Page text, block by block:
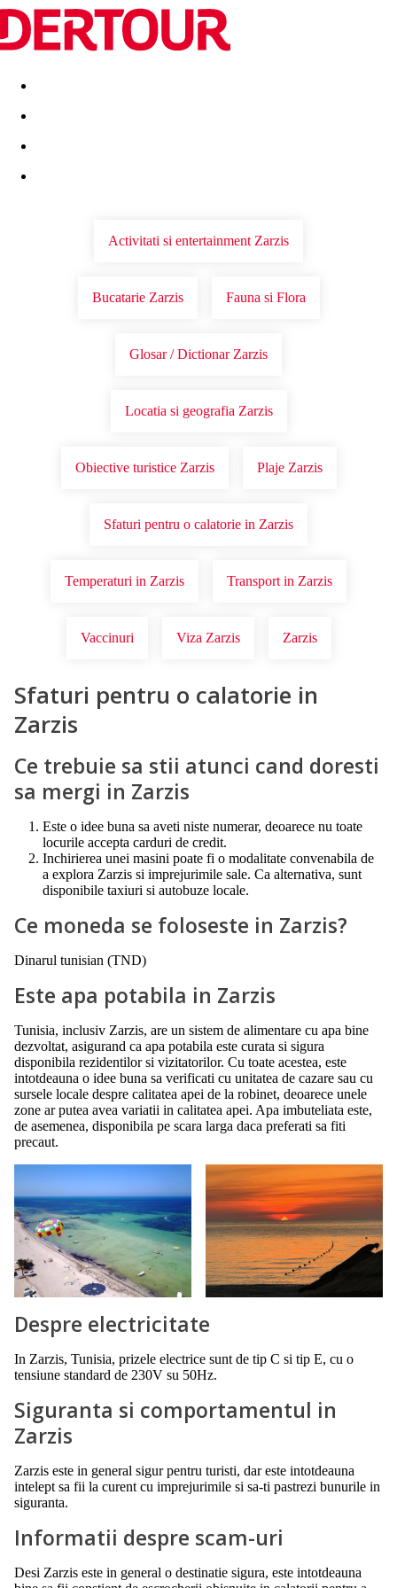
Destinatii Vacanta perfecta OFERTE DE NERATAT
Activitati si entertainment Zarzis
Bucatarie Zarzis Fauna si Flora
Glosar / Dictionar Zarzis
Locatia si geografia Zarzis
Obiective turistice Zarzis Plaje Zarzis
Sfaturi pentru o calatorie in Zarzis
Temperaturi in Zarzis Transport in Zarzis
Vaccinuri Viza Zarzis Zarzis
Sfaturi pentru o calatorie in
Zarzis
Ce trebuie sa stii atunci cand doresti
sa mergi in Zarzis
Este o idee buna sa aveti niste numerar, deoarece nu toate
locurile accepta carduri de credit.
Inchirierea unei masini poate fi o modalitate convenabila de
a explora Zarzis si imprejurimile sale. Ca alternativa, sunt
disponibile taxiuri si autobuze locale.
Ce moneda se foloseste in Zarzis?
Dinarul tunisian (TND)
Este apa potabila in Zarzis
Tunisia, inclusiv Zarzis, are un sistem de alimentare cu apa bine
dezvoltat, asigurand ca apa potabila este curata si sigura
disponibila rezidentilor si vizitatorilor. Cu toate acestea, este
intotdeauna o idee buna sa verificati cu unitatea de cazare sau cu
sursele locale despre calitatea apei de la robinet, deoarece unele
zone ar putea avea variatii in calitatea apei. Apa imbuteliata este,
de asemenea, disponibila pe scara larga daca preferati sa fiti
precaut.
Despre electricitate
In Zarzis, Tunisia, prizele electrice sunt de tip C si tip E, cu o
tensiune standard de 230V su 50Hz.
Siguranta si comportamentul in
Zarzis
Zarzis este in general sigur pentru turisti, dar este intotdeauna
intelept sa fii la curent cu imprejurimile si sa-ti pastrezi bunurile in
siguranta.
Informatii despre scam-uri
Desi Zarzis este in general o destinatie sigura, este intotdeauna